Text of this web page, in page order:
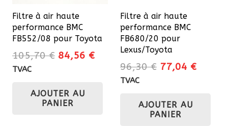
Filtre à air haute
performance BMC
FB552/08 pour Toyota
105,70€ Le
était :
105,70 €.
84,56 €Le
actuel
TVAC
AJOUTER AU
PANIER
Filtre à air haute
performance BMC
FB680/20 pour
Lexus/Toyota
96,30€ Le
était :
96,30 €.
77,04 €Le
TVAC
AJOUTER AU
PANIER